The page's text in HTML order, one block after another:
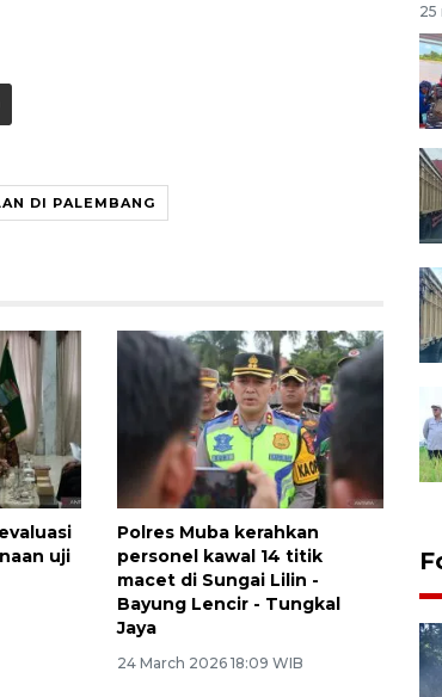
DI PALEMBANG
uji
Polres Muba kerahkan
personel kawal 14 titik
macet di Sungai Lilin -
Bayung Lencir - Tungkal
Jaya
24 March 2026 18:09 WIB
25